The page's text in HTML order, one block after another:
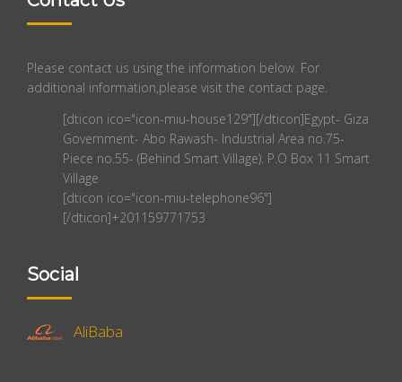
Please contact us using the information below. For
additional information,please visit the contact page.
[dticon ico="icon-miu-house129"][/dticon]Egypt- Giza
Government- Abo Rawash- Industrial Area no.75-
Piece no.55- (Behind Smart Village). P.O Box 11 Smart
Village
[dticon ico="icon-miu-telephone96"]
[/dticon]+201159771753
Social
AliBaba